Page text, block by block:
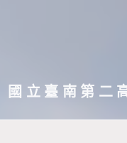
主國立臺南第二